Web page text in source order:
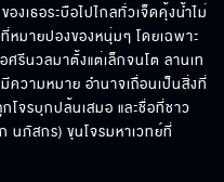
วยพิสูจน์ว่าไอ้หน้าหล่อจะแน่สักแค่
องแม่เอ็ง และเห็นในความอึด
งเธอระบือไปไกลทั่วเจ็ดคุ้งน้ำไม่
มายปองของหนุ่มๆ โดยเฉพาะ
รีนวลมาตั้งแต่เล็กจนโต ลานเท
วามหมาย อำนาจเถื่อนเป็นสิ่งที่
จรบุกปล้นเสมอ และชื่อที่ชาว
ภัสกร) ขุนโจรมหาเวทย์ที่